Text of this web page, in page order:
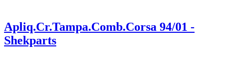
Apliq.Cr.Tampa.Comb.Corsa 94/01 -
Shekparts